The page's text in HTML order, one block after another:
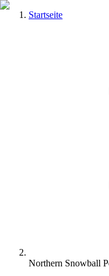
Startseite
Northern Snowball